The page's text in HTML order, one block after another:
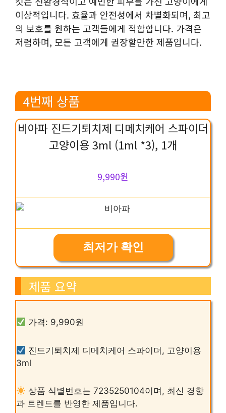
이상적입니다. 효율과 안전성에서 차별화되며, 최고
의 보호를 원하는 고객들에게 적합합니다. 가격은
저렴하며, 모든 고객에게 권장할만한 제품입니다.
4번째 상품
비아파 진드기퇴치제 디메치케어 스파이더
고양이용 3ml (1ml *3), 1개
9,990원
최저가 확인
제품 요약
가격: 9,990원
진드기퇴치제 디메치케어 스파이더, 고양이용
3ml
상품 식별번호는 7235250104이며, 최신 경향
과 트렌드를 반영한 제품입니다.